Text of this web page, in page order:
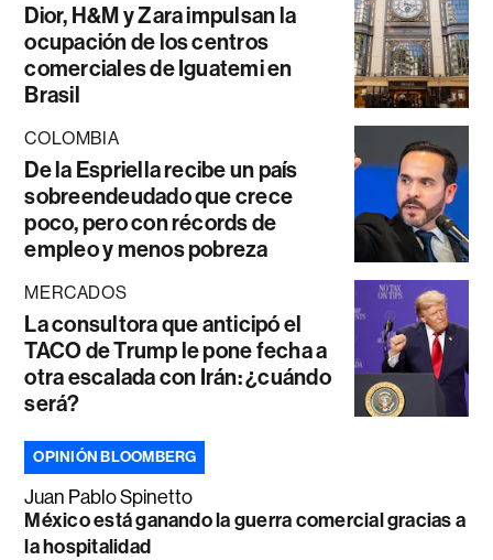
Dior, H&M y Zara impulsan la
ocupación de los centros
comerciales de Iguatemi en
Brasil
COLOMBIA
De la Espriella recibe un país
sobreendeudado que crece
poco, pero con récords de
empleo y menos pobreza
MERCADOS
La consultora que anticipó el
TACO de Trump le pone fecha a
otra escalada con Irán: ¿cuándo
será?
OPINIÓN BLOOMBERG
Juan Pablo Spinetto
México está ganando la guerra comercial gracias a
la hospitalidad